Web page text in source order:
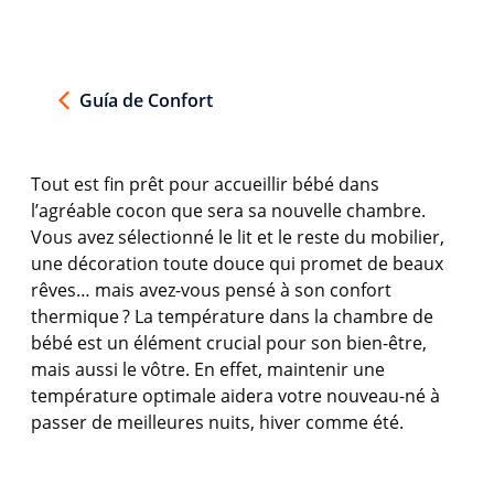
Guía de Confort
Tout estfin prêt pouraccueillir bébé dans
l’agréable cocon que sera sa nouvelle chambre.
Vous avezsélectionné le lit et le reste du mobilier,
une décoration toute douce qui promet de beaux
rêves… mais avez-vous penséà son confort
thermique? La température dans la chambre de
bébé est un élément crucial pour son bien-être,
mais aussi levôtre. En effet, maintenir une
température optimaleaidera votre nouveau-né à
passer de meilleures nuits, hiver comme été.